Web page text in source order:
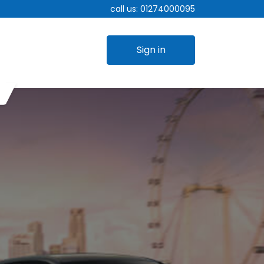
call us: 01274000095
Sign in